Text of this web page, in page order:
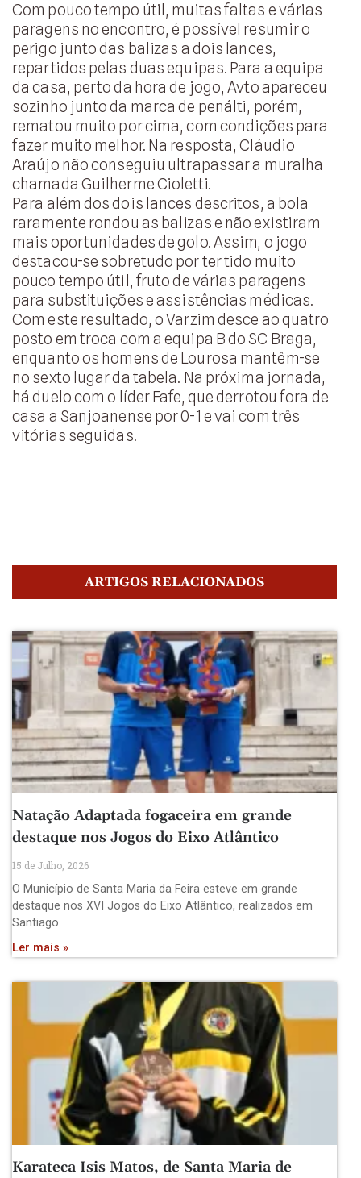
Com pouco tempo útil, muitas faltas e várias
paragens no encontro, é possível resumir o
perigo junto das balizas a dois lances,
repartidos pelas duas equipas. Para a equipa
da casa, perto da hora de jogo, Avto apareceu
sozinho junto da marca de penálti, porém,
rematou muito por cima, com condições para
fazer muito melhor. Na resposta, Cláudio
Araújo não conseguiu ultrapassar a muralha
chamada Guilherme Cioletti.
Para além dos dois lances descritos, a bola
raramente rondou as balizas e não existiram
mais oportunidades de golo. Assim, o jogo
destacou-se sobretudo por ter tido muito
pouco tempo útil, fruto de várias paragens
para substituições e assistências médicas.
Com este resultado, o Varzim desce ao quatro
posto em troca com a equipa B do SC Braga,
enquanto os homens de Lourosa mantêm-se
no sexto lugar da tabela. Na próxima jornada,
há duelo com o líder Fafe, que derrotou fora de
casa a Sanjoanense por 0-1 e vai com três
vitórias seguidas.
ARTIGOS RELACIONADOS
Natação Adaptada fogaceira em grande
destaque nos Jogos do Eixo Atlântico
15 de Julho, 2026
O Município de Santa Maria da Feira esteve em grande
destaque nos XVI Jogos do Eixo Atlântico, realizados em
Santiago
Ler mais »
Karateca Isis Matos, de Santa Maria de